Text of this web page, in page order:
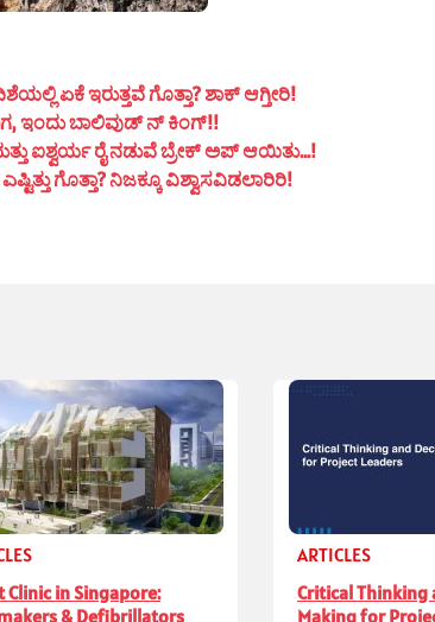
ಏಕೆ ಇರುತ್ತವೆ ಗೊತ್ತಾ? ಶಾಕ್ ಆಗ್ತೀರಿ!
ಇಂದು ಬಾಲಿವುಡ್ ನ್ ಕಿಂಗ್!!
ಐಶ್ವರ್ಯ ರೈ ನಡುವೆ ಬ್ರೇಕ್ ಅಪ್ ಆಯಿತು…!
ಗೊತ್ತಾ? ನಿಜಕ್ಕೂ ವಿಶ್ವಾಸವಿಡಲಾರಿರಿ!
Clinic in Singapore:
& Defibrillators
ARTICLES
Critical Thinking
Making for